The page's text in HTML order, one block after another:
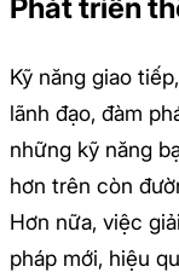
Phát triển
Kỹ năng giao
lãnh đạo, đàm
những kỹ năng
hơn trên còn
Hơn nữa, việc
pháp mới, hiệu